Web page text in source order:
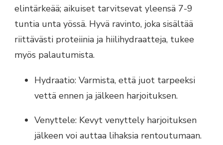
elintärkeää; aikuiset tarvitsevat yleensä 7-9
tuntia unta yössä. Hyvä ravinto, joka sisältää
riittävästi proteiinia ja hiilihydraatteja, tukee
myös palautumista.
Hydraatio: Varmista, että juot tarpeeksi
vettä ennen ja jälkeen harjoituksen.
Venyttele: Kevyt venyttely harjoituksen
jälkeen voi auttaa lihaksia rentoutumaan.